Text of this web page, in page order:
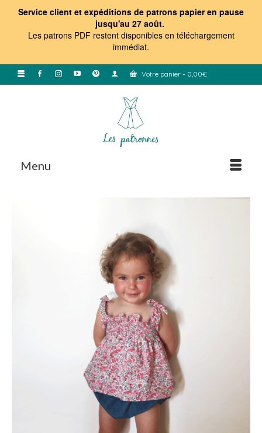
Service client et expéditions de patrons papier en pause
jusqu'au 27 août.
Les patrons PDF restent disponibles en téléchargement
immédiat.
Votre panier - 0,00€
Menu